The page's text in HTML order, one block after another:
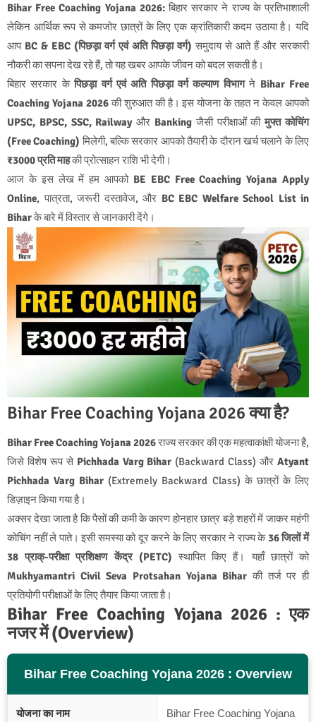
Bihar Free Coaching Yojana 2026:बिहार सरकार ने राज्य के प्रतिभाशाली
लेकिन आर्थिक रूप से कमजोर छात्रों के लिए एक क्रांतिकारी कदम उठाया है। यदि
आप BC & EBC (पिछड़ा वर्ग एवं अति पिछड़ा वर्ग) समुदाय से आते हैं और सरकारी
नौकरी का सपना देख रहे हैं, तो यह खबर आपके जीवन को बदल सकती है।
बिहार सरकार केपिछड़ा वर्ग एवं अति पिछड़ा वर्ग कल्याण विभागने Bihar Free
Coaching Yojana 2026की शुरुआत की है। इस योजना के तहत न केवल आपको
UPSC, BPSC, SSC, Railwayऔर Banking जैसी परीक्षाओं कीमुफ्त कोचिंग
(Free Coaching) मिलेगी, बल्कि सरकार आपको तैयारी के दौरान खर्च चलाने के लिए
₹3000 प्रति माहकी प्रोत्साहन राशि भी देगी।
आज के इस लेख में हम आपको BE EBC Free Coaching Yojana Apply
Online, पात्रता, जरूरी दस्तावेज, और BC EBC Welfare School List in
Biharके बारे में विस्तार से जानकारी देंगे।
Bihar Free Coaching Yojana 2026 क्या है?
Bihar Free Coaching Yojana 2026राज्य सरकार की एक महत्वाकांक्षी योजना है,
जिसे विशेष रूप से Pichhada Varg Bihar (Backward Class) औरAtyant
Pichhada Varg Bihar (Extremely Backward Class) के छात्रों के लिए
डिज़ाइन किया गया है।
अक्सर देखा जाता है कि पैसों की कमी के कारण होनहार छात्र बड़े शहरों में जाकर महंगी
कोचिंग नहीं ले पाते। इसी समस्या को दूर करने के लिए सरकार ने राज्य के 36 जिलों में
38 प्राक्-परीक्षा प्रशिक्षण केंद्र (PETC) स्थापित किए हैं। यहाँ छात्रों को
Mukhyamantri Civil Seva Protsahan Yojana Bihar की तर्ज पर ही
प्रतियोगी परीक्षाओं के लिए तैयार किया जाता है।
Bihar Free Coaching Yojana 2026 : एक
नजर में (Overview)
Bihar Free Coaching Yojana 2026 : Overview
योजना का नाम
Bihar Free Coaching Yojana